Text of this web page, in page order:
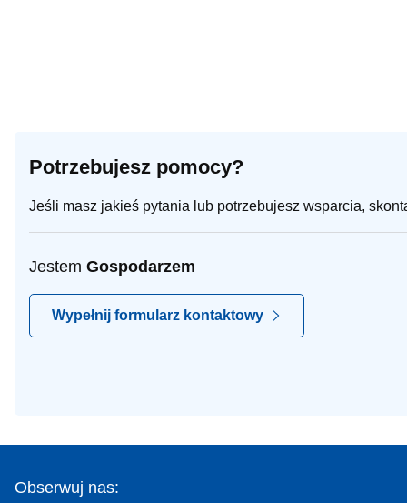
Potrzebujesz pomocy?
Jeśli masz jakieś pytania lub potrzebujesz wsparcia,
Jestem Gospodarzem
Wypełnij formularz kontaktowy
Obserwuj nas: